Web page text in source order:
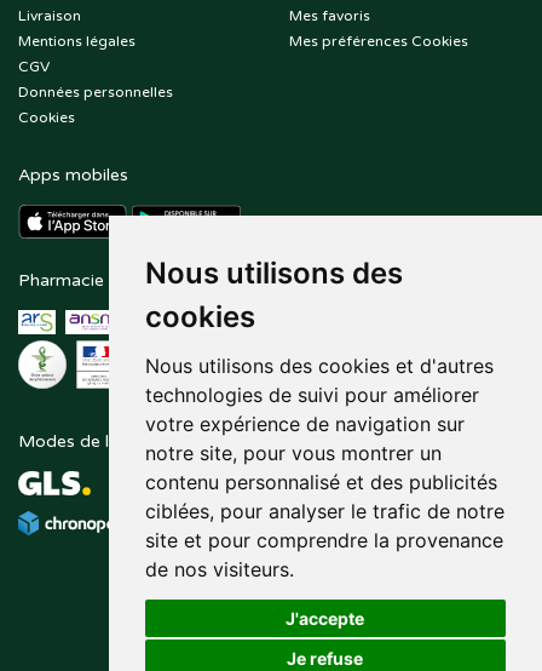
Nous utilisons des
cookies
Nous utilisons des cookies et d'autres
technologies de suivi pour améliorer
votre expérience de navigation sur
notre site, pour vous montrer un
contenu personnalisé et des publicités
ciblées, pour analyser le trafic de notre
site et pour comprendre la provenance
de nos visiteurs.
J'accepte
Je refuse
Livraison
Mentions légales
CGV
Données personnelles
Cookies
Mes favoris
Mes préférences Cookies
Apps mobiles
Pharmacie en ligne agréée Paiement sécurisé
Modes de livraison Suivez-nous sur